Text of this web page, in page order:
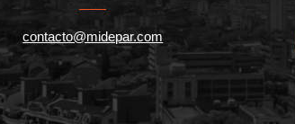
contacto@midepar.com